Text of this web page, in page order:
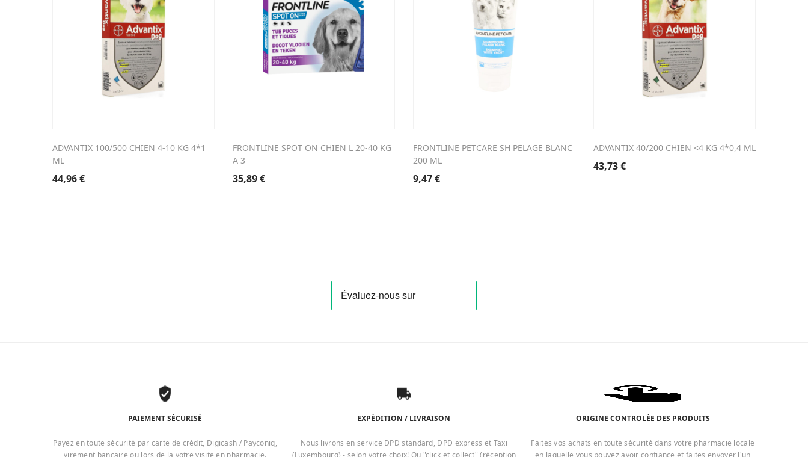
ADVANTIX 100/500 CHIEN 4-10 KG 4*1
ML
44,96€
FRONTLINE SPOT ON CHIEN L 20-40 KG
A 3
35,89€
FRONTLINE PETCARE SH PELAGE BLANC
200 ML
9,47€
ADVANTIX 40/200 CHIEN <4 KG 4*0,4 ML
43,73€
PAIEMENT SÉCURISÉ
Payez en toute sécurité par carte de crédit, Digicash / Payconiq,
virement bancaire ou lors de la votre visite en pharmacie.
EXPÉDITION / LIVRAISON
Nous livrons en service DPD standard, DPD express et Taxi
(Luxembourg) - selon votre choix! Ou "click et collect" (réception
ORIGINE CONTROLÉE DES PRODUITS
Faites vos achats en toute sécurité dans votre pharmacie locale
en laquelle vous pouvez avoir confiance et faites envoyer l'un